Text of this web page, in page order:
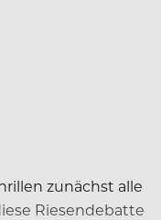
zunächst alle
Riesendebatte